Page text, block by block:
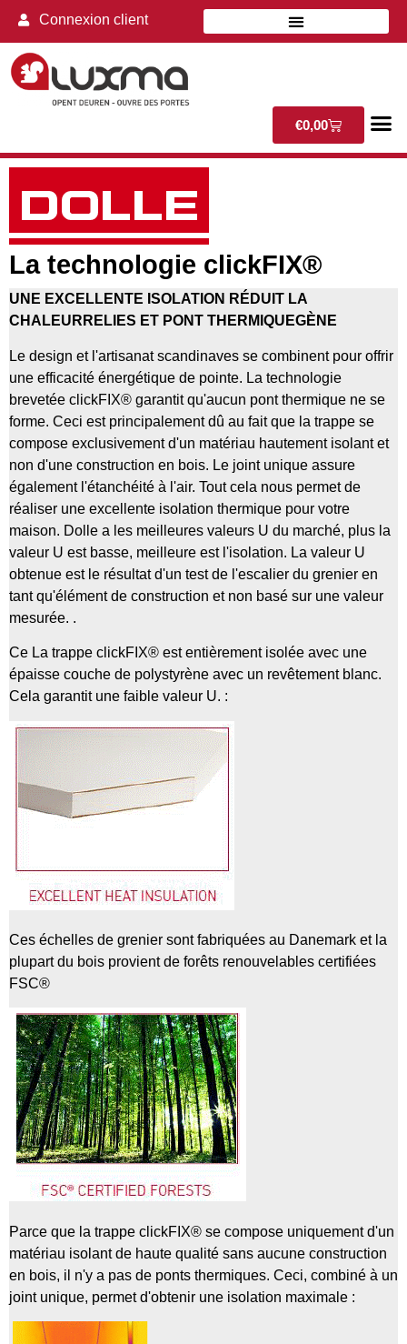
Connexion client
€0,00
La technologie clickFIX®
UNE EXCELLENTE ISOLATION RÉDUIT LA
CHALEUR RELIES ET PONT THERMIQUEGÈNE
Le design et l'artisanat scandinaves se combinent pour offrir
une efficacité énergétique de pointe. La technologie
brevetée clickFIX® garantit qu'aucun pont thermique ne se
forme. Ceci est principalement dû au fait que la trappe se
compose exclusivement d'un matériau hautement isolant et
non d'une construction en bois. Le joint unique assure
également l'étanchéité à l'air. Tout cela nous permet de
réaliser une excellente isolation thermique pour votre
maison. Dolle a les meilleures valeurs U du marché, plus la
valeur U est basse, meilleure est l'isolation. La valeur U
obtenue est le résultat d'un test de l'escalier du grenier en
tant qu'élément de construction et non basé sur une valeur
mesurée. .
Ce La trappe clickFIX® est entièrement isolée avec une
épaisse couche de polystyrène avec un revêtement blanc.
Cela garantit une faible valeur U. :
Ces échelles de grenier sont fabriquées au Danemark et la
plupart du bois provient de forêts renouvelables certifiées
FSC®
Parce que la trappe clickFIX® se compose uniquement d'un
matériau isolant de haute qualité sans aucune construction
en bois, il n'y a pas de ponts thermiques. Ceci, combiné à un
joint unique, permet d'obtenir une isolation maximale :